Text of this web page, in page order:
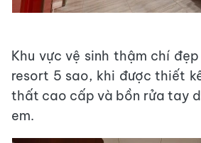
Khu vực vệ sinh thậm chí
resort 5 sao, khi được thiết
thất cao cấp và bồn rửa tay
em.